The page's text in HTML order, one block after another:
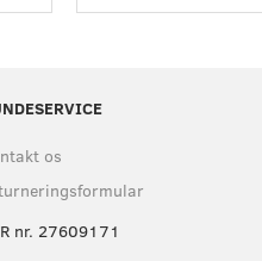
os
nr. 27609171